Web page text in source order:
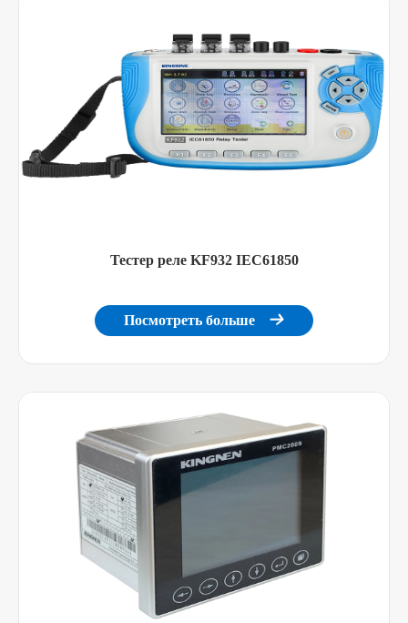
Тестер реле KF932 IEC61850
Посмотреть больше 